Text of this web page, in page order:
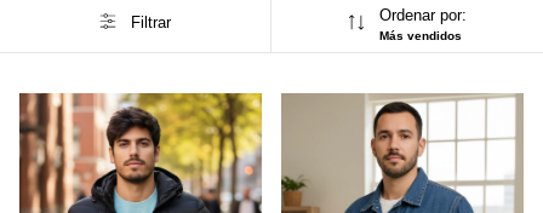
Filtrar Ordenar por:
Más vendidos